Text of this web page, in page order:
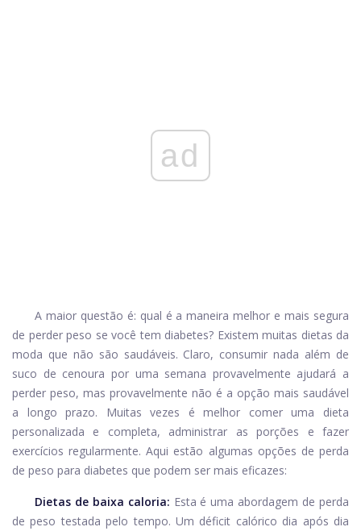
ad
A maior questão é: qual é a maneira melhor e mais segura
de perder peso se você tem diabetes? Existem muitas dietas da
moda que não são saudáveis. Claro, consumir nada além de
suco de cenoura por uma semana provavelmente ajudará a
perder peso, mas provavelmente não é a opção mais saudável
a longo prazo. Muitas vezes é melhor comer uma dieta
personalizada e completa, administrar as porções e fazer
exercícios regularmente. Aqui estão algumas opções de perda
de peso para diabetes que podem ser mais eficazes:
Dietas de baixa caloria: Esta é uma abordagem de perda
de peso testada pelo tempo. Um déficit calórico dia após dia